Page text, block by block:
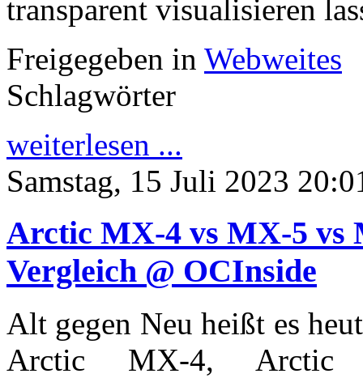
transparent visualisieren
Freigegeben in Webweites
Schlagwörter
weiterlesen ...
Samstag, 15 Juli 2023
Arctic MX-4 vs MX-5 vs
Vergleich @ OCInside
Alt gegen Neu heißt es
Arctic MX-4,